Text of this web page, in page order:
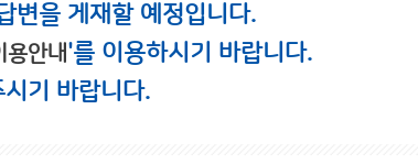
변을 게재할 예정입니다.
안내'를 이용하시기 바랍니다.
기 바랍니다.